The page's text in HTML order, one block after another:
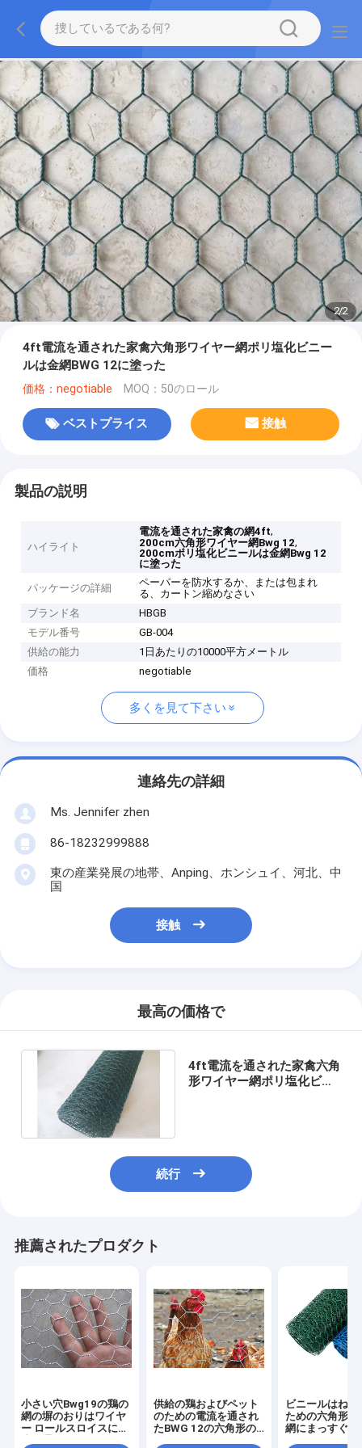
2/2
4ft電流を通された家禽六角形ワイヤー網ポリ塩化ビニー
ルは金網BWG 12に塗った
価格：negotiable MOQ：50のロール
ベストプライス 接触
製品の説明
ハイライト
電流を通された家禽の網4ft,
200cm六角形ワイヤー網Bwg 12,
200cmポリ塩化ビニールは金網Bwg 12
に塗った
パッケージの詳細
ペーパーを防水するか、または包まれ
る、カートン縮めなさい
ブランド名
HBGB
モデル番号
GB-004
供給の能力
1日あたりの10000平方メートル
価格
negotiable
多くを見て下さい
連絡先の詳細
Ms. Jennifer zhen
86-18232999888
東の産業発展の地帯、Anping、ホンシュイ、河北、中
国
接触
最高の価格で
4ft電流を通された家禽六角
形ワイヤー網ポリ塩化ビニ
続行
推薦されたプロダクト
小さい穴Bwg19の鶏の
網の塀のおりはワイヤ
ー ロールスロイスに電
供給の鶏およびペット
のための電流を通され
たBWG 12の六角形の
ビニールはねじ
ための六角形ワ
網にまっすぐに